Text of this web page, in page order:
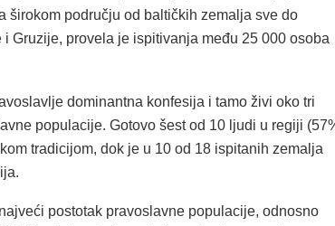
širokom području od baltičkih zemalja sve do
i Gruzije, provela je ispitivanja među 25 000 osoba
dominantna konfesija i tamo živi oko tri
populacije. Gotovo šest od 10 ljudi u regiji
tradicijom, dok je u 10 od 18 ispitanih zemalja
postotak pravoslavne populacije, odnosno